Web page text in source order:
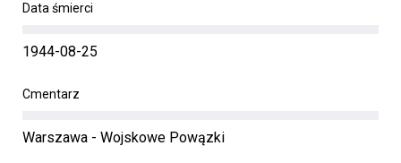
Data śmierci
1944-08-25
Cmentarz
Warszawa - Wojskowe Powązki